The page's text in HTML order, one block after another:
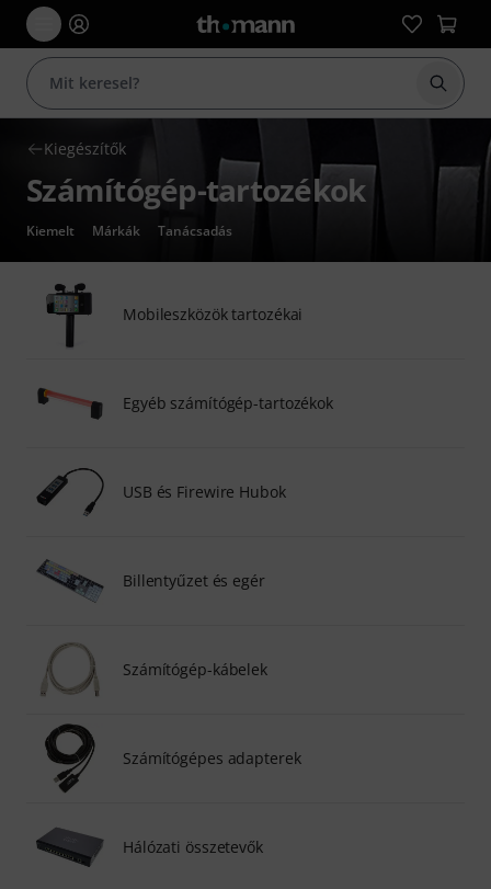
Kiegészítők
Számítógép-tartozékok
Kiemelt Márkák Tanácsadás
Mobileszközök tartozékai
Egyéb számítógép-tartozékok
USB és Firewire Hubok
Billentyűzet és egér
Számítógép-kábelek
Számítógépes adapterek
Hálózati összetevők